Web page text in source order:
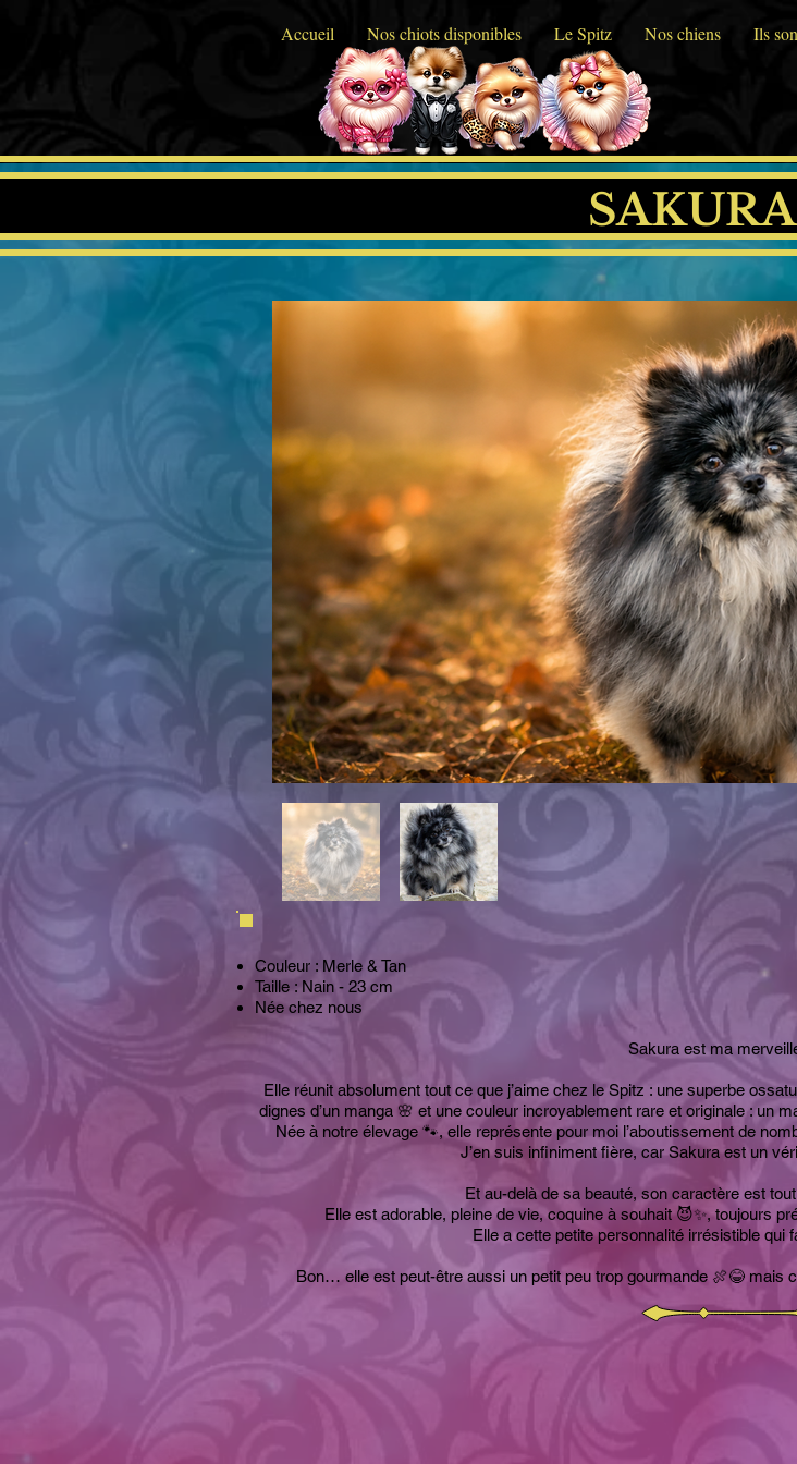
Accueil Nos chiots disponibles Le Spitz Nos chiens Ils
SAKURA
Couleur : Merle & Tan
Taille : Nain - 23 cm
Née chez nous
Sakura est ma
Elle réunit absolument tout ce que j’aime chez le Spitz : une superbe
dignes d’un manga 🌸 et une couleur incroyablement rare et originale : un
Née à notre élevage 🐾, elle représente pour moi l’aboutissement de
J’en suis infiniment fière, car Sakura est un
Et au-delà de sa beauté, son caractère est
Elle est adorable, pleine de vie, coquine à souhait 😈✨, toujours
Elle a cette petite personnalité irrésistible qui
Bon… elle est peut-être aussi un petit peu trop gourmande 🍖😂 mais